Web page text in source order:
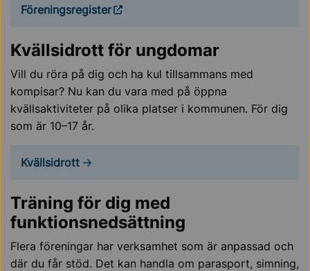
Föreningsregister
Kvällsidrott för ungdomar
Vill du röra på dig och ha kul tillsammans med
kompisar? Nu kan du vara med på öppna
kvällsaktiviteter på olika platser i kommunen. För dig
som är 10–17 år.
Kvällsidrott
Träning för dig med
funktionsnedsättning
Flera föreningar har verksamhet som är anpassad och
där du får stöd. Det kan handla om parasport, simning,